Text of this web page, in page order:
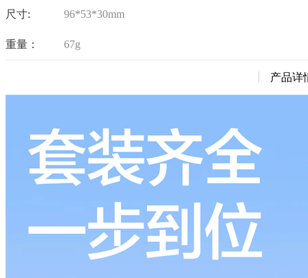
尺寸: 96*53*30mm
重量： 67g
产品详